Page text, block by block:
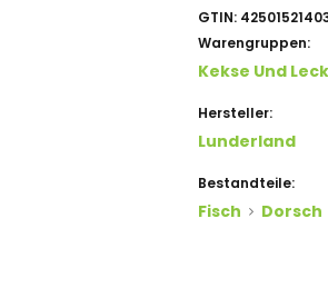
GTIN:
Warengruppen:
Kekse Und
Hersteller:
Lunderland
Bestandteile:
Fisch Dorsch